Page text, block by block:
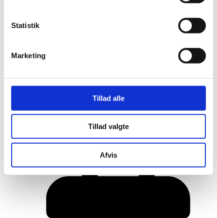
Statistik
Marketing
Tillad alle
Tillad valgte
Afvis
Rainbow Awards